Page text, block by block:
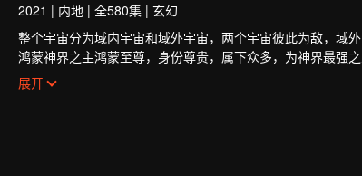
2021 | 内地 | 全580集 | 玄幻
整个宇宙分为域内宇宙和域外宇宙，两个宇宙彼此为敌，域
鸿蒙神界之主鸿蒙至尊，身份尊贵，属下众多，为神界最强
任，以平等的态度看待人仙神三界。在域外宇宙入侵时，鸿
家园被夺，理念被改，就连最疼爱的徒儿灵霞天尊也背叛了
谭云是望月镇小贵族谭家的少爷，但鸿蒙至尊转生之人需要
展开